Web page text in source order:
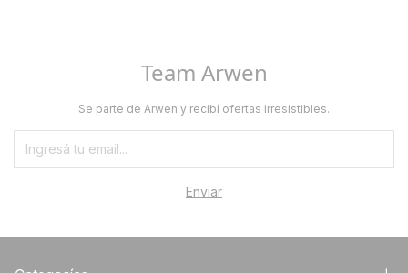
Team Arwen
Se parte de Arwen y recibí ofertas irresistibles.